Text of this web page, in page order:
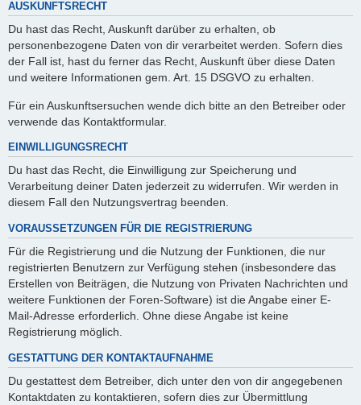
AUSKUNFTSRECHT
Du hast das Recht, Auskunft darüber zu erhalten, ob
personenbezogene Daten von dir verarbeitet werden. Sofern dies
der Fall ist, hast du ferner das Recht, Auskunft über diese Daten
und weitere Informationen gem. Art. 15 DSGVO zu erhalten.
Für ein Auskunftsersuchen wende dich bitte an den Betreiber oder
verwende das Kontaktformular.
EINWILLIGUNGSRECHT
Du hast das Recht, die Einwilligung zur Speicherung und
Verarbeitung deiner Daten jederzeit zu widerrufen. Wir werden in
diesem Fall den Nutzungsvertrag beenden.
VORAUSSETZUNGEN FÜR DIE REGISTRIERUNG
Für die Registrierung und die Nutzung der Funktionen, die nur
registrierten Benutzern zur Verfügung stehen (insbesondere das
Erstellen von Beiträgen, die Nutzung von Privaten Nachrichten und
weitere Funktionen der Foren-Software) ist die Angabe einer E-
Mail-Adresse erforderlich. Ohne diese Angabe ist keine
Registrierung möglich.
GESTATTUNG DER KONTAKTAUFNAHME
Du gestattest dem Betreiber, dich unter den von dir angegebenen
Kontaktdaten zu kontaktieren, sofern dies zur Übermittlung